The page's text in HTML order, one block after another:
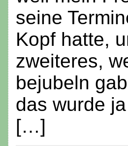
seine
Kopf hatte,
zweiteres,
bejubeln
das wurde
[…]